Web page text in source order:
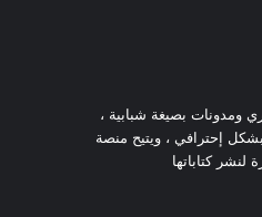
ومدونات بصيغة شبابية ،
إحترافي ، ويتيح منصة
لنشر كتاباتها